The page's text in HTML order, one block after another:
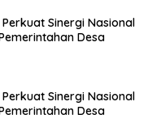
Perkuat Sinergi Nasional
Desa
Perkuat Sinergi Nasional
Desa